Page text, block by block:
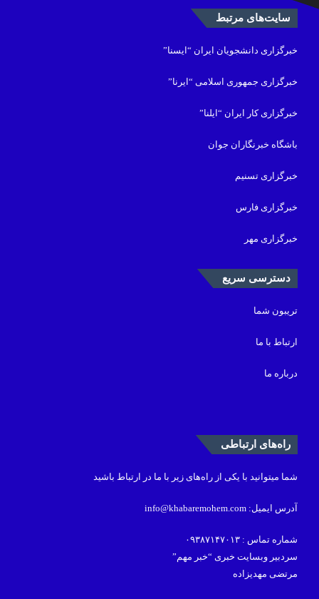
سایت‌های مرتبط
خبرگزاری دانشجویان ایران “ایسنا”
خبرگزاری جمهوری اسلامی “ایرنا”
خبرگزاری کار ایران “ایلنا”
باشگاه خبرنگاران جوان
خبرگزاری تسنیم
خبرگزاری فارس
خبرگزاری مهر
دسترسی سریع
تریبون شما
ارتباط با ما
درباره ما
راه‌های ارتباطی
شما میتوانید با یکی از راه‌های زیر با ما در ارتباط باشید
آدرس ایمیل: info@khabaremohem.com
شماره تماس : ۰۹۳۸۷۱۴۷۰۱۳
سردبیر وبسایت خبری “خبر مهم”
مرتضی مهدیزاده